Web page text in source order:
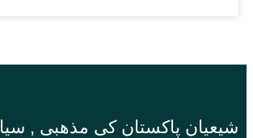
شیعیان پاکستان کی مذهبی ,